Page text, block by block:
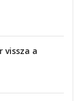
vissza a